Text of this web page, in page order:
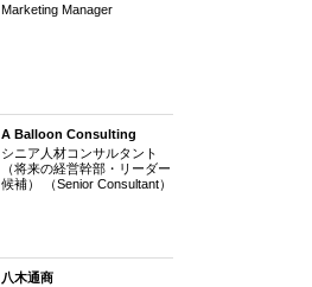
Marketing Manager
A Balloon Consulting
シニア人材コンサルタント
（将来の経営幹部・リーダー
候補） （Senior Consultant）
八木通商